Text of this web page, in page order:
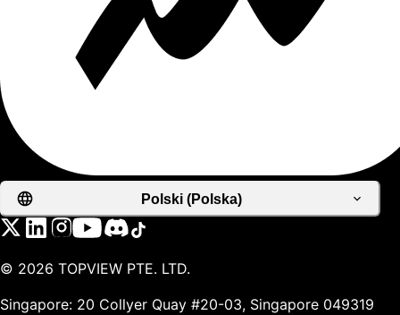
Polski (Polska)
© 2026 TOPVIEW PTE. LTD.
Singapore: 20 Collyer Quay #20-03, Singapore 049319